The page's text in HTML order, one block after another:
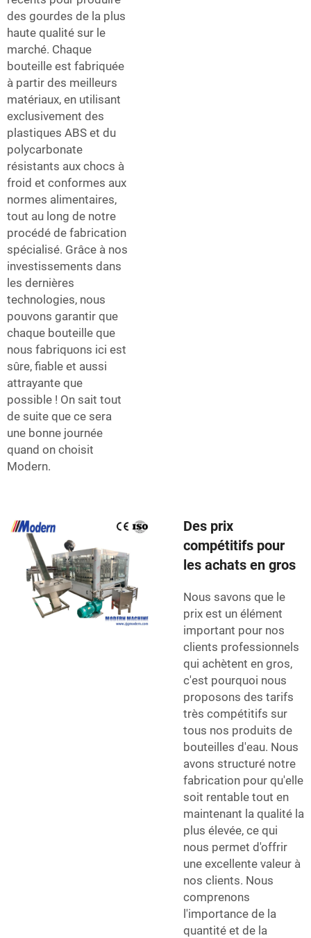
des gourdes de la plus
haute qualité sur le
marché. Chaque
bouteille est fabriquée
à partir des meilleurs
matériaux, en utilisant
exclusivement des
plastiques ABS et du
polycarbonate
résistants aux chocs à
froid et conformes aux
normes alimentaires,
tout au long de notre
procédé de fabrication
spécialisé. Grâce à nos
investissements dans
les dernières
technologies, nous
pouvons garantir que
chaque bouteille que
nous fabriquons ici est
sûre, fiable et aussi
attrayante que
possible ! On sait tout
de suite que ce sera
une bonne journée
quand on choisit
Modern.
Des prix
compétitifs pour
les achats en gros
Nous savons que le
prix est un élément
important pour nos
clients professionnels
qui achètent en gros,
c'est pourquoi nous
proposons des tarifs
très compétitifs sur
tous nos produits de
bouteilles d'eau. Nous
avons structuré notre
fabrication pour qu'elle
soit rentable tout en
maintenant la qualité la
plus élevée, ce qui
nous permet d'offrir
une excellente valeur à
nos clients. Nous
comprenons
l'importance de la
quantité et de la